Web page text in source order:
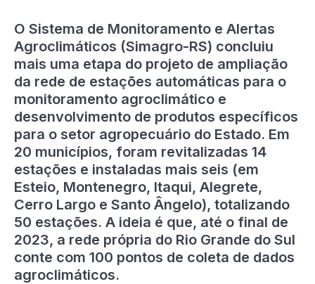
O Sistema de Monitoramento e Alertas
Agroclimáticos (Simagro-RS) concluiu
mais uma etapa do projeto de ampliação
da rede de estações automáticas para o
monitoramento agroclimático e
desenvolvimento de produtos específicos
para o setor agropecuário do Estado. Em
20 municípios, foram revitalizadas 14
estações e instaladas mais seis (em
Esteio, Montenegro, Itaqui, Alegrete,
Cerro Largo e Santo Ângelo), totalizando
50 estações. A ideia é que, até o final de
2023, a rede própria do Rio Grande do Sul
conte com 100 pontos de coleta de dados
agroclimáticos.